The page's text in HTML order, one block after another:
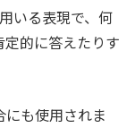
いる表現で、何
的に答えたりす
も使用されま